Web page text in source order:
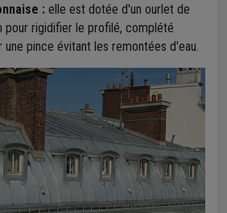
: elle est dotée d'un ourlet de
pour rigidifier le profilé, complété
une pince évitant les remontées d'eau.